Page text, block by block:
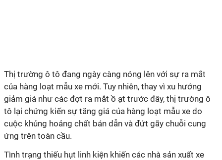
Thị trường ô tô đang ngày càng nóng lên với sự ra mắt
của hàng loạt mẫu xe mới. Tuy nhiên, thay vì xu hướng
giảm giá như các đợt ra mắt ồ ạt trước đây, thị trường ô
tô lại chứng kiến sự tăng giá của hàng loạt mẫu xe do
cuộc khủng hoảng chất bán dẫn và đứt gãy chuỗi cung
ứng trên toàn cầu.
Tình trạng thiếu hụt linh kiện khiến các nhà sản xuất xe